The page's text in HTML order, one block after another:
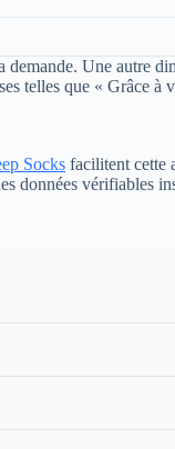
Une autre
telles que « Grâce à
Socks facilitent cette
données vérifiables